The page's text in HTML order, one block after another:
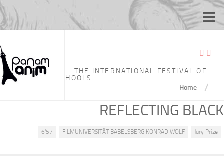
THE INTERNATIONAL FESTIVAL OF
ANIMATION SCHOOLS
Home /
REFLECTING BLACK
6'57 FILMUNIVERSITÄT BABELSBERG KONRAD WOLF Jury Prize